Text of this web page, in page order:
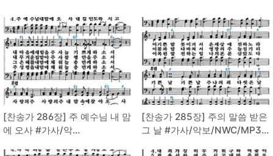
[찬송가 286장] 주 예수님 내 맘
에 오사 #가사/악
[찬송가 285장] 주의 말씀 받은
그 날 #가사/악보/NWC/MP3